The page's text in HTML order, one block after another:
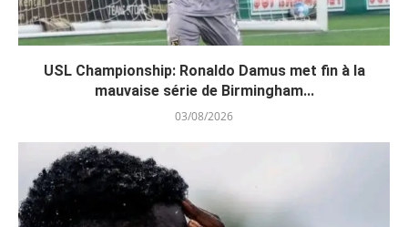
USL Championship: Ronaldo Damus met fin à la
mauvaise série de Birmingham...
03/08/2026